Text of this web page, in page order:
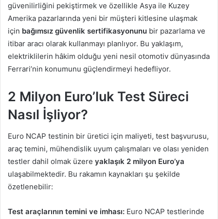
güvenilirliğini pekiştirmek ve özellikle Asya ile Kuzey
Amerika pazarlarında yeni bir müşteri kitlesine ulaşmak
için bağımsız güvenlik sertifikasyonunu bir pazarlama ve
itibar aracı olarak kullanmayı planlıyor. Bu yaklaşım,
elektriklilerin hâkim olduğu yeni nesil otomotiv dünyasında
Ferrari’nin konumunu güçlendirmeyi hedefliyor.
2 Milyon Euro’luk Test Süreci
Nasıl İşliyor?
Euro NCAP testinin bir üretici için maliyeti, test başvurusu,
araç temini, mühendislik uyum çalışmaları ve olası yeniden
testler dahil olmak üzere yaklaşık 2 milyon Euro’ya
ulaşabilmektedir. Bu rakamın kaynakları şu şekilde
özetlenebilir:
Test araçlarının temini ve imhası: Euro NCAP testlerinde